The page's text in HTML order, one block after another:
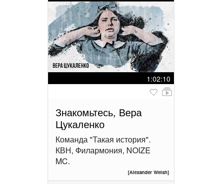
1:02:10
Знакомьтесь, Вера
Цукаленко
Команда "Такая история".
КВН, Филармония, NOIZE
MC.
[Alexander Welsh]